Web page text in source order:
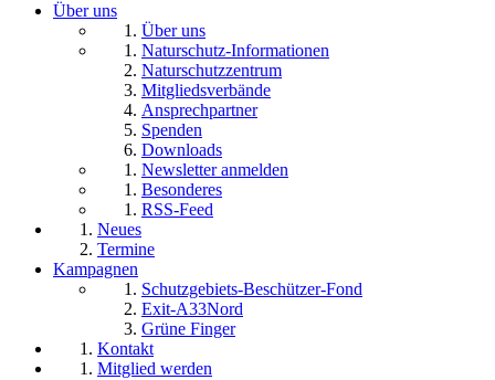
Über uns
Über uns
Naturschutz-Informationen
Naturschutzzentrum
Mitgliedsverbände
Ansprechpartner
Spenden
Downloads
Newsletter anmelden
Besonderes
RSS-Feed
Neues
Termine
Kampagnen
Schutzgebiets-Beschützer-Fond
Exit-A33Nord
Grüne Finger
Kontakt
Mitglied werden